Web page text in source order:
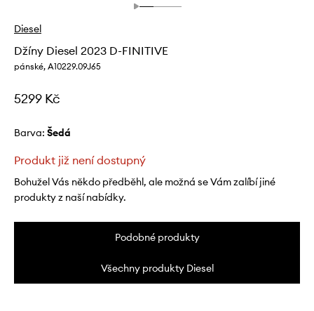
Diesel
Džíny Diesel 2023 D-FINITIVE
pánské, A10229.09J65
5299 Kč
Barva: šedá
Produkt již není dostupný
Bohužel Vás někdo předběhl, ale možná se Vám zalíbí jiné
produkty z naší nabídky.
Podobné produkty
Všechny produkty Diesel